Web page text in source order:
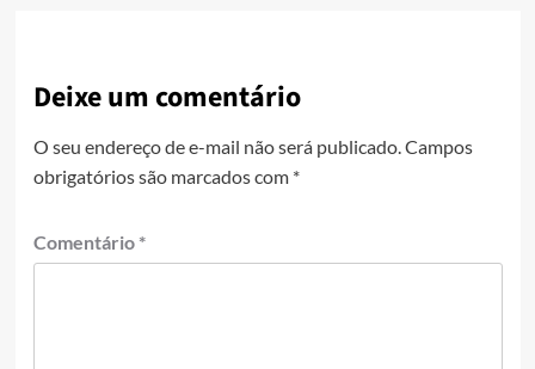
Deixe um comentário
O seu endereço de e-mail não será publicado. Campos
obrigatórios são marcados com *
Comentário *